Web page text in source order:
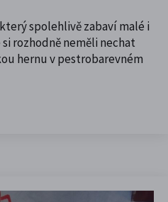
spolehlivě zabaví malé i
rozhodně neměli nechat
hernu v pestrobarevném